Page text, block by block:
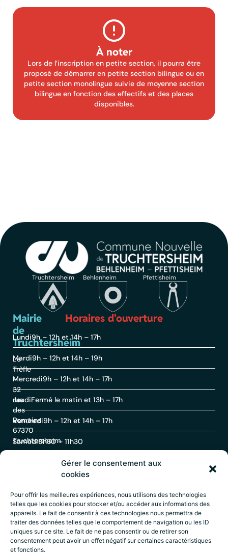
Gérer le consentement aux
cookies
Pour offrir les meilleures expériences, nous utilisons des technologies
telles que les cookies pour stocker et/ou accéder aux informations des
appareils. Le fait de consentir à ces technologies nous permettra de
traiter des données telles que le comportement de navigation ou les ID
uniques sur ce site. Le fait de ne pas consentir ou de retirer son
consentement peut avoir un effet négatif sur certaines caractéristiques
et fonctions.
À noter
Lors de l’inscription en petite section, il pourra être
proposé de démarrer en petite section bilingue ou en
petite section monolingue suivie de moyenne section
bilingue en fonction des effectifs et des places
disponibles.
Truchtersheim Behlenheim Pfettisheim
Mairie
de
Truchtersheim
Le
Trèfle
–
32
rue
des
Romains
67370
Truchtersheim
Contact
03
88
69
60
30
Horaires d'ouverture
Lundi9h – 12h et 14h – 17h
Mardi9h – 12h et 14h – 19h
Mercredi9h – 12h et 14h – 17h
JeudiFermé le matin et 13h – 17h
Vendredi9h – 12h et 14h – 17h
Samedi8h30 – 11h30